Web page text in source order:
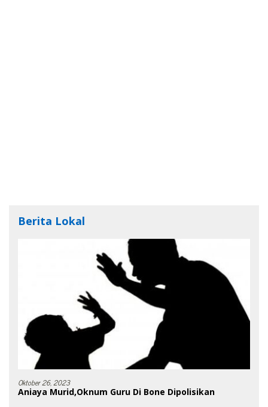
Berita Lokal
Oktober 26, 2023
Aniaya Murid,Oknum Guru Di Bone Dipolisikan